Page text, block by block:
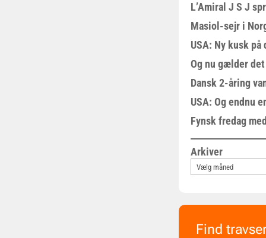
L’Amiral J S J
Masiol-sejr i
USA: Ny kusk på
Og nu gælder
Dansk 2-åring
USA: Og endnu
Fynsk fredag
Arkiver
Find